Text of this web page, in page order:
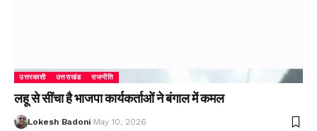
उत्तरकाशी उत्तराखंड राजनीति
लहू से सींचा है भाजपा कार्यकर्ताओं ने बंगाल में कमल
Lokesh Badoni May 10, 2026